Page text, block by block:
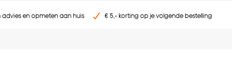
en opmeten aan huis € 5,- korting op je volgende bestelling